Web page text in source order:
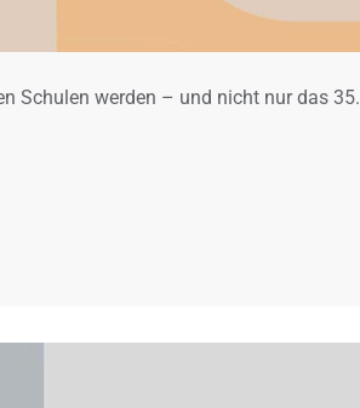
Schulen werden – und nicht nur das 35.